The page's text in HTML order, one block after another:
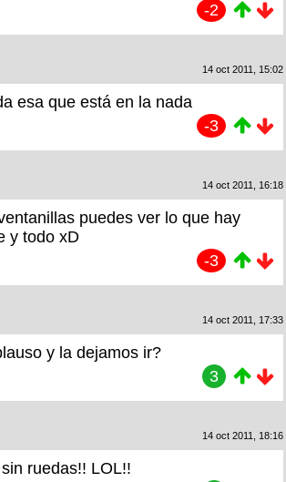
-2
14 oct 2011, 15:02
esa que está en la nada
-3
14 oct 2011, 16:18
puedes ver lo que hay
y todo xD
-3
14 oct 2011, 17:33
y la dejamos ir?
3
14 oct 2011, 18:16
ruedas!! LOL!!